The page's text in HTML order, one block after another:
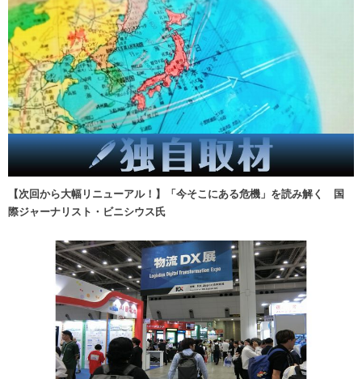
【次回から大幅リニューアル！】「今そこにある危機」を読み解く 国
際ジャーナリスト・ビニシウス氏